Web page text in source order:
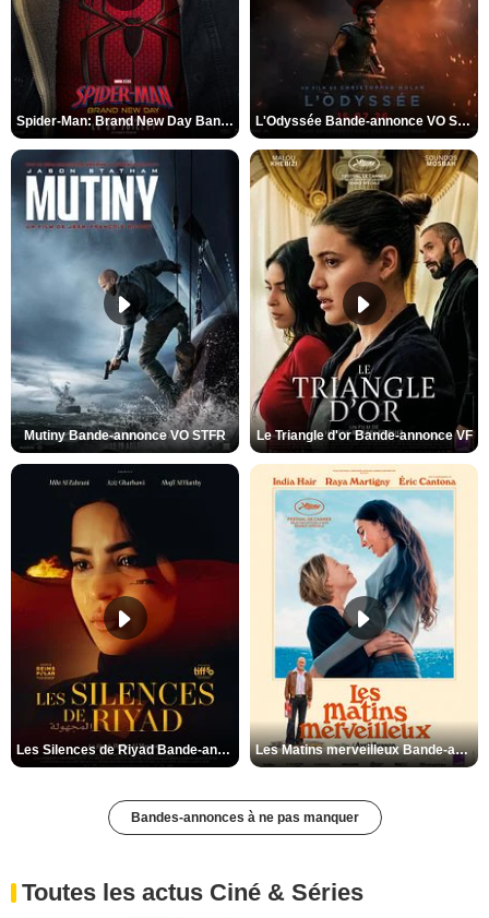
Spider-Man: Brand New Day Bande-annonce VO STFR L'Odyssée Bande-annonce VO STFR
Mutiny Bande-annonce VO STFR Le Triangle d'or Bande-annonce VF
Les Silences de Riyad Bande-annonce VO STFR Les Matins merveilleux Bande-annonce VF
Bandes-annonces à ne pas manquer
Toutes les actus Ciné & Séries